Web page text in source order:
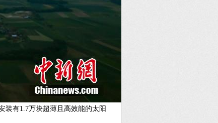
装有1.7万块超薄且高效能的太阳